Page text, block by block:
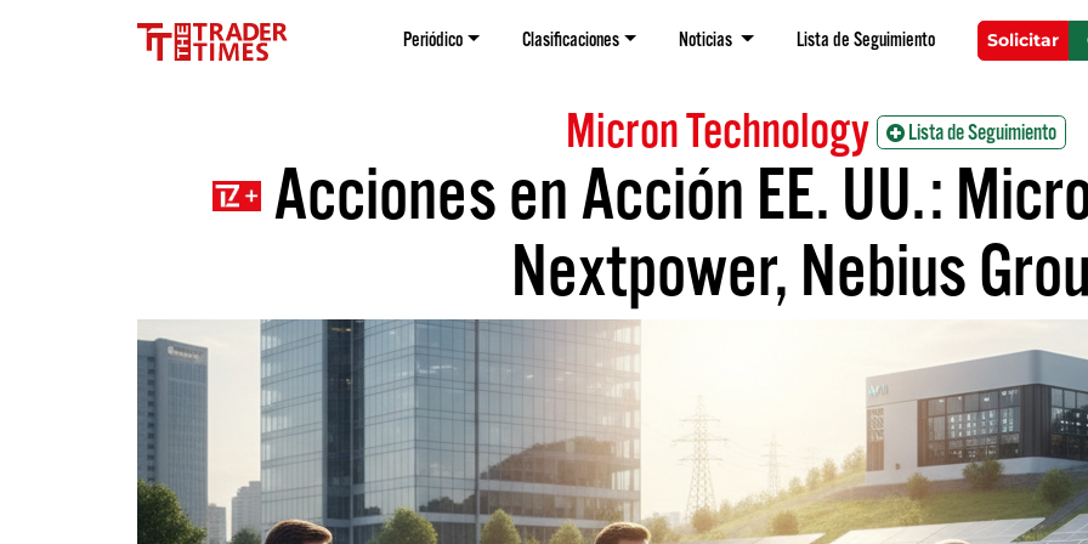
Periódico Clasificaciones Noticias Lista de Seguimiento Solicitar
Micron Technology Lista de Seguimiento
Acciones en Acción EE. UU.:
Nextpower, Nebius